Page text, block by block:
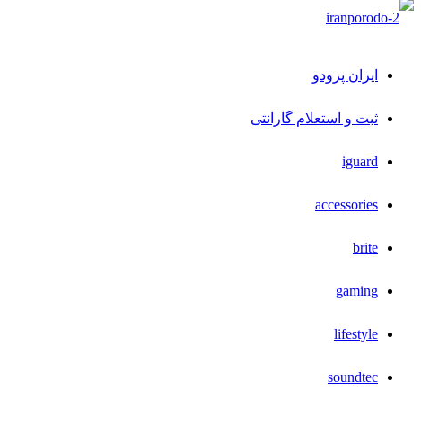
ایران پرودو
ثبت و استعلام گارانتی
iguard
accessories
brite
gaming
lifestyle
soundtec